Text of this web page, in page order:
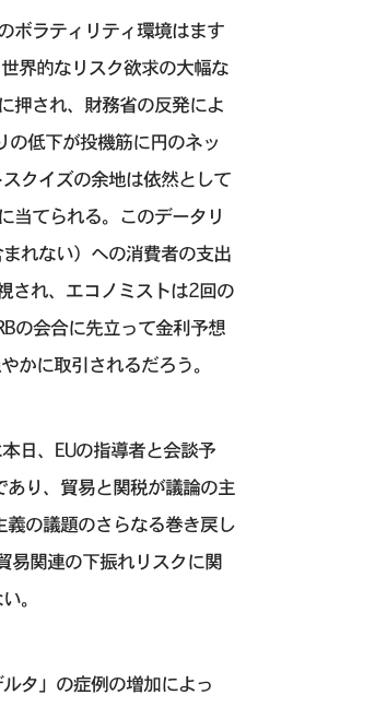
ボラティリティ環境はます
界的なリスク欲求の大幅な
押され、財務省の反発によ
の低下が投機筋に円のネッ
クイズの余地は依然として
当てられる。このデータリ
れない）への消費者の支出
され、エコノミストは2回の
の会合に先立って金利予想
かに取引されるだろう。
日、EUの指導者と会談予
り、貿易と関税が議論の主
の議題のさらなる巻き戻し
易関連の下振れリスクに関
。
タ」の症例の増加によっ